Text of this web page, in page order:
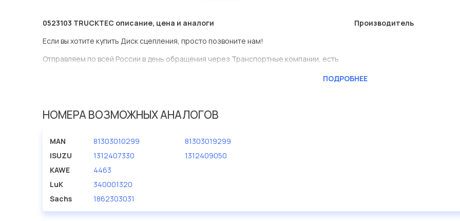
0523103 TRUCKTEC описание, цена и аналоги
Если вы хотите купить Диск сцепления, просто позвоните нам!
Отправляем по всей России в день обращения через Транспортные компании, есть
Мы продаем сертифицированные колодки тормозные дисковые с гарантией от
Производитель
ПОДРОБНЕЕ
НОМЕРА ВОЗМОЖНЫХ АНАЛОГОВ
MAN 81303010299
81303019299
ISUZU
1312407330
1312409050
KAWE
4463
LuK
340001320
Sachs
1862303031